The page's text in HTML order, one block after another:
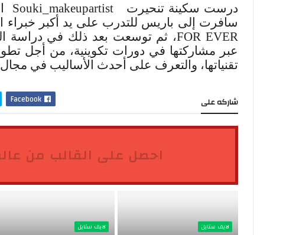
درست سكينة تنحيرت Souki_makeupartist
سافرت إلى باريس للتدرب على يد أكبر خبراء
FOR EVER، ثم توسعت بعد ذلك في دراسة
عبر مشاركتها في دورات تكوينية، من أجل
تقنياتها، والتعرف على أحدث الأساليب في
شاركه على Facebook
احصل على القالب من
لايف ستايل لايف ستايل